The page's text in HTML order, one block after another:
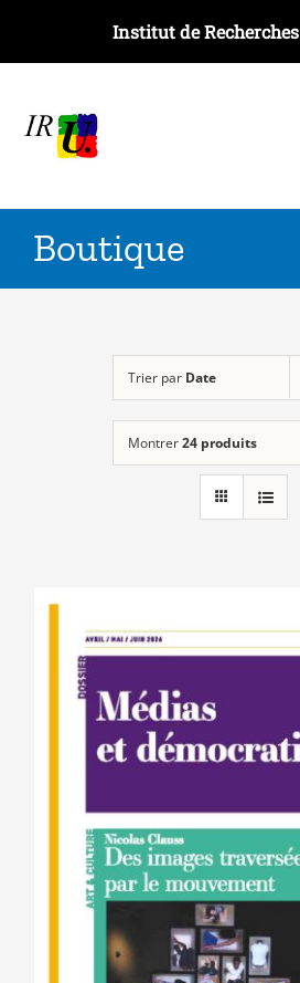
contenu
Institut de Recherches
Les recherches
Les événements
Boutique
Trier par Date
Montrer24 produits